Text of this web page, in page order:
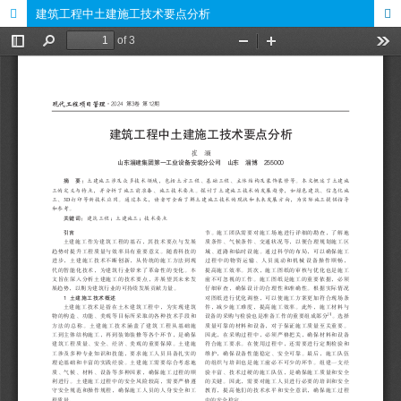
建筑工程中土建施工技术要点分析